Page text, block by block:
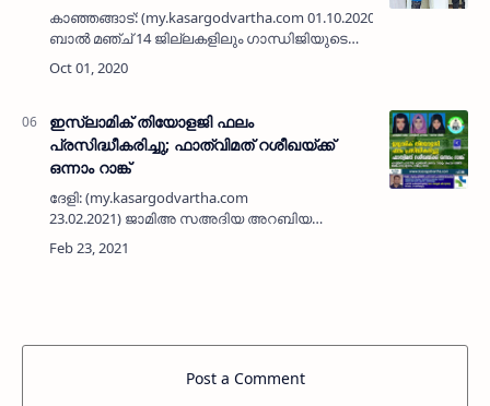
കാഞ്ഞങ്ങാട്: (my.kasargodvartha.com 01.10.2020) ജവഹർ
ബാൽ മഞ്ച് 14 ജില്ലകളിലും ഗാന്ധിജിയുടെ
ഒരു ലക്ഷം ഛായാചിത്രം കുട്ടികൾക്ക് വിതരണം
ചെയ്യുന്ന ഗാന്ധിജി കുട്ടികളിലേ…
ഇസ്ലാമിക് തിയോളജി ഫലം
പ്രസിദ്ധീകരിച്ചു; ഫാത്വിമത് റശീഖയ്ക്ക്
ഒന്നാം റാങ്ക്
ദേളി: (my.kasargodvartha.com
23.02.2021) ജാമിഅ സഅദിയ അറബിയ
നടത്തുന്ന ഡിപ്ലോമ ഇന്‍ ഇസ്ലാമിക്
തിയോളജി കോഴ്‌സിന്റെ ഫലം പ്രസിദ്ധീകരിച്ചു.
Post a Comment